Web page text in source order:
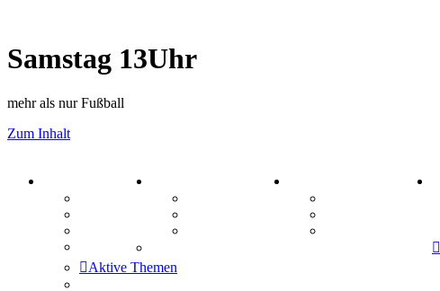
Samstag 13Uhr
mehr als nur Fußball
Zum Inhalt
Mastodon
Aktive Themen